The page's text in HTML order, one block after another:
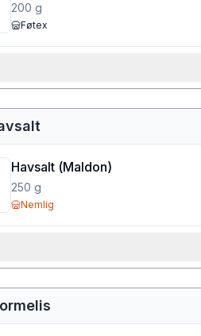
200 g
Føtex
Havsalt (Maldon)
250 g
Nemlig